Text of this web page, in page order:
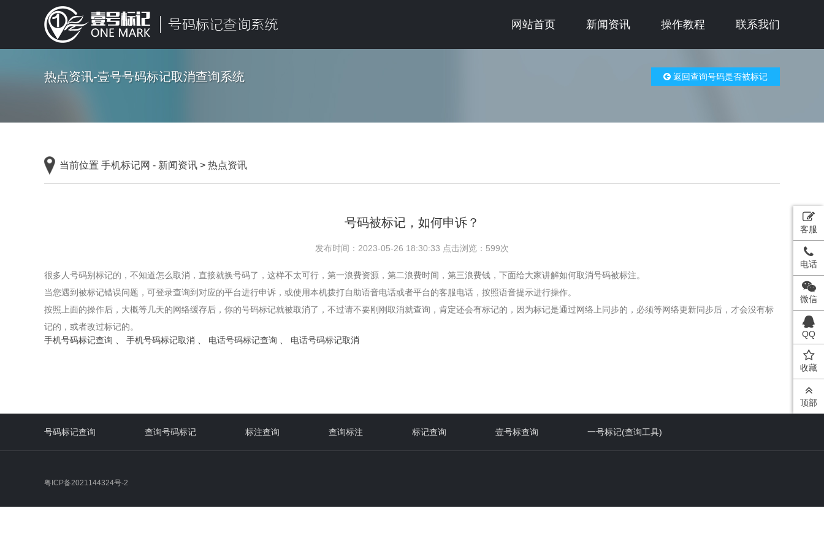
网站首页 新闻资讯 操作教程 联系我们
热点资讯-壹号号码标记取消查询系统 返回查询号码是否被标记
当前位置 手机标记网 - 新闻资讯 > 热点资讯
号码被标记，如何申诉？
发布时间：2023-05-26 18:30:33 点击浏览： 599次
很多人号码别标记的，不知道怎么取消，直接就换号码了，这样不太可行，第一浪费资源，第二浪费时间，第三浪费钱，下面给大家讲解如何取消号码被标注。
当您遇到被标记错误问题，可登录查询到对应的平台进行申诉，或使用本机拨打自助语音电话或者平台的客服电话，按照语音提示进行操作。
按照上面的操作后，大概等几天的网络缓存后，你的号码标记就被取消了，不过请不要刚刚取消就查询，肯定还会有标记的，因为标记是通过网络上同步的，必须等网络更新同步后，才会没有标
记的，或者改过标记的。
手机号码标记查询
手机号码标记取消 电话号码标记查询 电话号码标记取消
号码标记查询 查询号码标记 标注查询 查询标注 标记查询 壹号标查询 一号标记(查询工具)
粤ICP备2021144324号-2
客服
电话
微信
QQ
收藏
顶部